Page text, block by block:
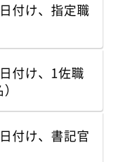
付け、指定職
付け、1佐職
付け、書記官